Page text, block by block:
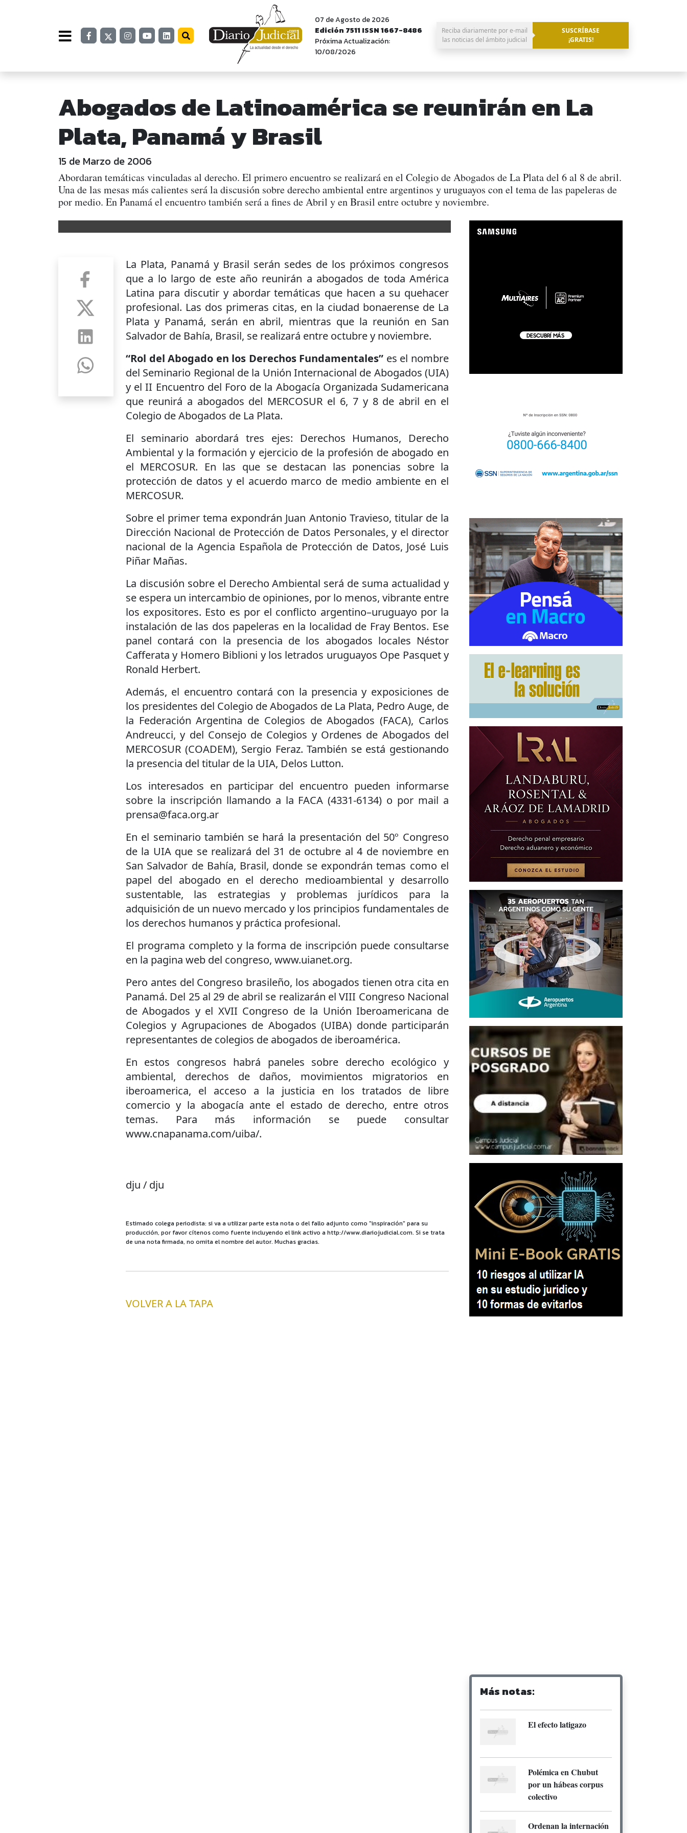
07 de Agosto de 2026
Edición 7511 ISSN 1667-8486
Próxima Actualización:
10/08/2026
Reciba diariamente por e-mail
las noticias del ámbito judicial
SUSCRÍBASE
¡GRATIS!
Abogados de Latinoamérica se reunirán en La
Plata, Panamá y Brasil
15 de Marzo de 2006
Abordaran temáticas vinculadas al derecho. El primero encuentro se realizará en el Colegio de Abogados de La Plata del 6 al 8 de abril.
Una de las mesas más calientes será la discusión sobre derecho ambiental entre argentinos y uruguayos con el tema de las papeleras de
por medio. En Panamá el encuentro también será a fines de Abril y en Brasil entre octubre y noviembre.
La Plata, Panamá y Brasil serán sedes de los próximos congresos
que a lo largo de este año reunirán a abogados de toda América
Latina para discutir y abordar temáticas que hacen a su quehacer
profesional. Las dos primeras citas, en la ciudad bonaerense de La
Plata y Panamá, serán en abril, mientras que la reunión en San
Salvador de Bahía, Brasil, se realizará entre octubre y noviembre.
“Rol del Abogado en los Derechos Fundamentales” es el nombre
del Seminario Regional de la Unión Internacional de Abogados (UIA)
y el II Encuentro del Foro de la Abogacía Organizada Sudamericana
que reunirá a abogados del MERCOSUR el 6, 7 y 8 de abril en el
Colegio de Abogados de La Plata.
El seminario abordará tres ejes: Derechos Humanos, Derecho
Ambiental y la formación y ejercicio de la profesión de abogado en
el MERCOSUR. En las que se destacan las ponencias sobre la
protección de datos y el acuerdo marco de medio ambiente en el
MERCOSUR.
Sobre el primer tema expondrán Juan Antonio Travieso, titular de la
Dirección Nacional de Protección de Datos Personales, y el director
nacional de la Agencia Española de Protección de Datos, José Luis
Piñar Mañas.
La discusión sobre el Derecho Ambiental será de suma actualidad y
se espera un intercambio de opiniones, por lo menos, vibrante entre
los expositores. Esto es por el conflicto argentino–uruguayo por la
instalación de las dos papeleras en la localidad de Fray Bentos. Ese
panel contará con la presencia de los abogados locales Néstor
Cafferata y Homero Biblioni y los letrados uruguayos Ope Pasquet y
Ronald Herbert.
Además, el encuentro contará con la presencia y exposiciones de
los presidentes del Colegio de Abogados de La Plata, Pedro Auge, de
la Federación Argentina de Colegios de Abogados (FACA), Carlos
Andreucci, y del Consejo de Colegios y Ordenes de Abogados del
MERCOSUR (COADEM), Sergio Feraz. También se está gestionando
la presencia del titular de la UIA, Delos Lutton.
Los interesados en participar del encuentro pueden informarse
sobre la inscripción llamando a la FACA (4331-6134) o por mail a
prensa@faca.org.ar
En el seminario también se hará la presentación del 50º Congreso
de la UIA que se realizará del 31 de octubre al 4 de noviembre en
San Salvador de Bahía, Brasil, donde se expondrán temas como el
papel del abogado en el derecho medioambiental y desarrollo
sustentable, las estrategias y problemas jurídicos para la
adquisición de un nuevo mercado y los principios fundamentales de
los derechos humanos y práctica profesional.
El programa completo y la forma de inscripción puede consultarse
en la pagina web del congreso, www.uianet.org.
Pero antes del Congreso brasileño, los abogados tienen otra cita en
Panamá. Del 25 al 29 de abril se realizarán el VIII Congreso Nacional
de Abogados y el XVII Congreso de la Unión Iberoamericana de
Colegios y Agrupaciones de Abogados (UIBA) donde participarán
representantes de colegios de abogados de iberoamérica.
En estos congresos habrá paneles sobre derecho ecológico y
ambiental, derechos de daños, movimientos migratorios en
iberoamerica, el acceso a la justicia en los tratados de libre
comercio y la abogacía ante el estado de derecho, entre otros
temas. Para más información se puede consultar
www.cnapanama.com/uiba/.
dju / dju
Estimado colega periodista: si va a utilizar parte esta nota o del fallo adjunto como "inspiración" para su
producción, por favor cítenos como fuente incluyendo el link activo a http://www.diariojudicial.com. Si se trata
de una nota firmada, no omita el nombre del autor. Muchas gracias.
VOLVER A LA TAPA
Más notas:
El efecto latigazo
Polémica en Chubut
por un hábeas corpus
colectivo
Ordenan la internación